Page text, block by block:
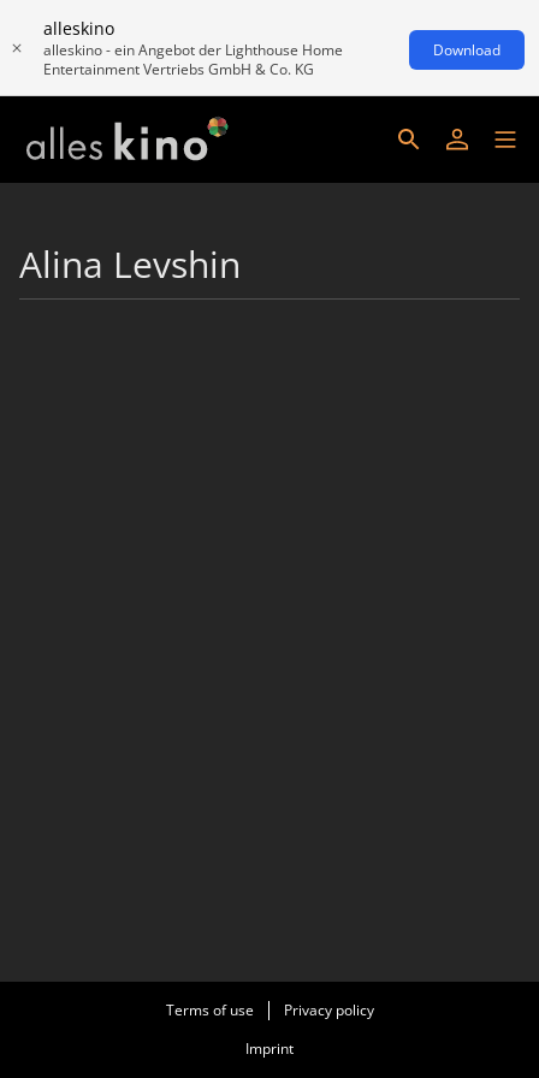
alleskino
alleskino - ein Angebot der Lighthouse Home
Entertainment Vertriebs GmbH & Co. KG
Download
Alina Levshin
Terms of use
Privacy policy
Imprint